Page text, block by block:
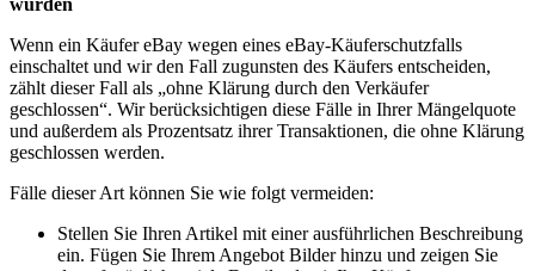
wurden
Wenn ein Käufer eBay wegen eines eBay-Käuferschutzfalls
einschaltet und wir den Fall zugunsten des Käufers entscheiden,
zählt dieser Fall als „ohne Klärung durch den Verkäufer
geschlossen“. Wir berücksichtigen diese Fälle in Ihrer Mängelquote
und außerdem als Prozentsatz ihrer Transaktionen, die ohne Klärung
geschlossen werden.
Fälle dieser Art können Sie wie folgt vermeiden:
Stellen Sie Ihren Artikel mit einer ausführlichen Beschreibung
ein. Fügen Sie Ihrem Angebot Bilder hinzu und zeigen Sie